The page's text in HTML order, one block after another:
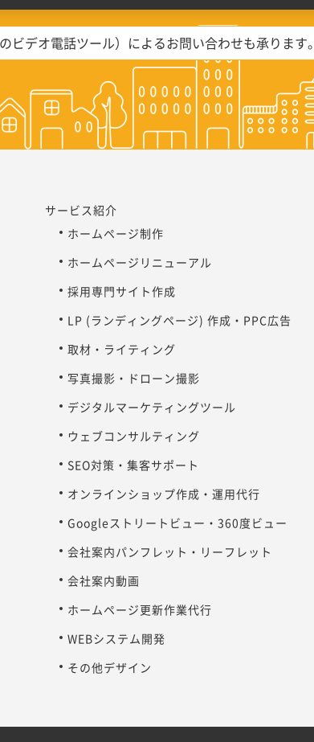
ビデオ電話ツール）によるお問い合わせも承ります。
サービス紹介
ホームページ制作
ホームページリニューアル
採用専門サイト作成
LP (ランディングページ) 作成・PPC広告
取材・ライティング
写真撮影・ドローン撮影
デジタルマーケティングツール
ウェブコンサルティング
SEO対策・集客サポート
オンラインショップ作成・運用代行
Googleストリートビュー・360度ビュー
会社案内パンフレット・リーフレット
会社案内動画
ホームページ更新作業代行
WEBシステム開発
その他デザイン